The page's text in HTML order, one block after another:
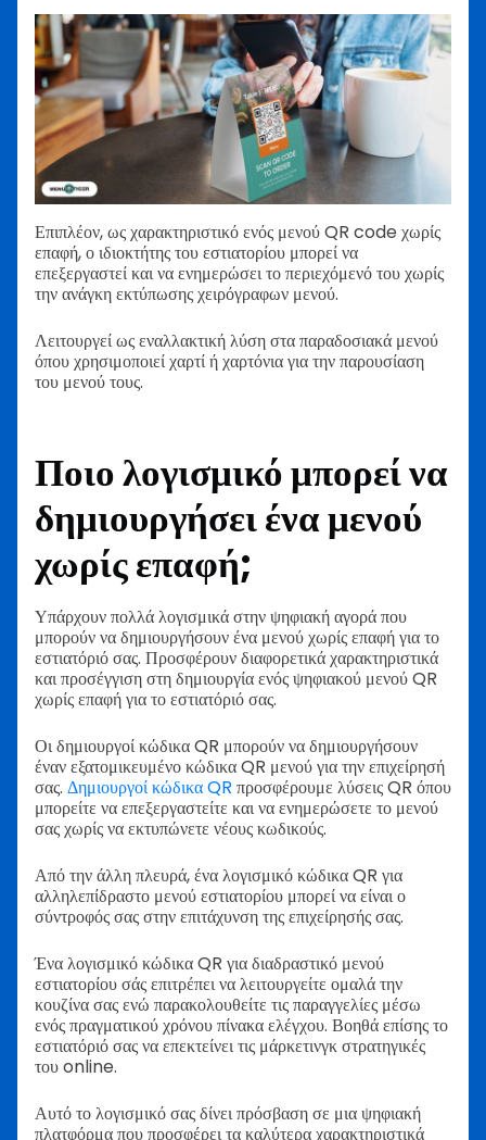
Επιπλέον, ως χαρακτηριστικό ενός μενού QR code χωρίς
επαφή, ο ιδιοκτήτης του εστιατορίου μπορεί να
επεξεργαστεί και να ενημερώσει το περιεχόμενό του χωρίς
την ανάγκη εκτύπωσης χειρόγραφων μενού.
Λειτουργεί ως εναλλακτική λύση στα παραδοσιακά μενού
όπου χρησιμοποιεί χαρτί ή χαρτόνια για την παρουσίαση
του μενού τους.
Ποιο λογισμικό μπορεί να
δημιουργήσει ένα μενού
χωρίς επαφή;
Υπάρχουν πολλά λογισμικά στην ψηφιακή αγορά που
μπορούν να δημιουργήσουν ένα μενού χωρίς επαφή για το
εστιατόριό σας. Προσφέρουν διαφορετικά χαρακτηριστικά
και προσέγγιση στη δημιουργία ενός ψηφιακού μενού QR
χωρίς επαφή για το εστιατόριό σας.
Οι δημιουργοί κώδικα QR μπορούν να δημιουργήσουν
έναν εξατομικευμένο κώδικα QR μενού για την επιχείρησή
σας. Δημιουργοί κώδικα QR προσφέρουμε λύσεις QR όπου
μπορείτε να επεξεργαστείτε και να ενημερώσετε το μενού
σας χωρίς να εκτυπώνετε νέους κωδικούς.
Από την άλλη πλευρά, ένα λογισμικό κώδικα QR για
αλληλεπίδραστο μενού εστιατορίου μπορεί να είναι ο
σύντροφός σας στην επιτάχυνση της επιχείρησής σας.
Ένα λογισμικό κώδικα QR για διαδραστικό μενού
εστιατορίου σάς επιτρέπει να λειτουργείτε ομαλά την
κουζίνα σας ενώ παρακολουθείτε τις παραγγελίες μέσω
ενός πραγματικού χρόνου πίνακα ελέγχου. Βοηθά επίσης το
εστιατόριό σας να επεκτείνει τις μάρκετινγκ στρατηγικές
του online.
Αυτό το λογισμικό σας δίνει πρόσβαση σε μια ψηφιακή
πλατφόρμα που προσφέρει τα καλύτερα χαρακτηριστικά